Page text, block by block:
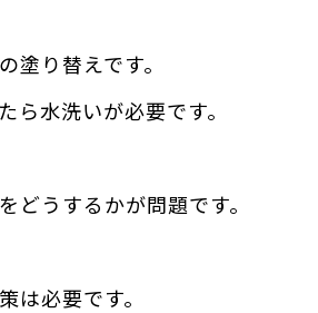
塗り替えです。
ら水洗いが必要です。
どうするかが問題です。
は必要です。